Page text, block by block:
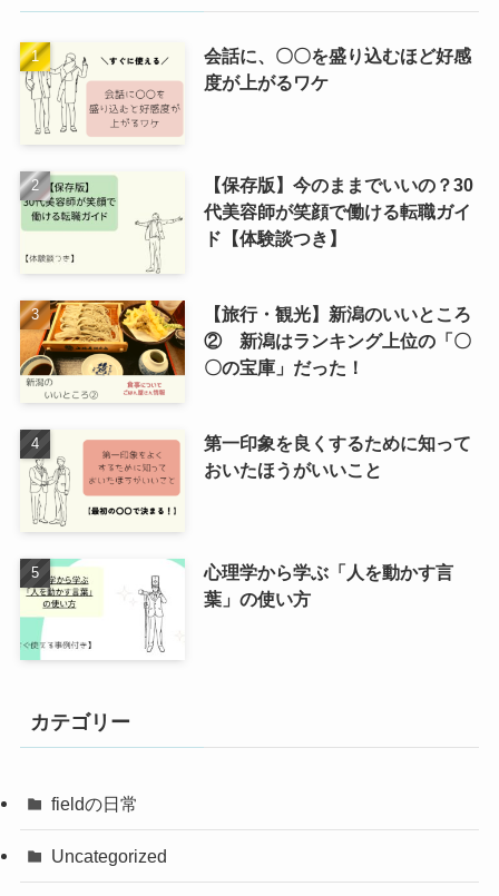
会話に、〇〇を盛り込むほど好感
度が上がるワケ
【保存版】今のままでいいの？30
代美容師が笑顔で働ける転職ガイ
ド【体験談つき】
【旅行・観光】新潟のいいところ
② 新潟はランキング上位の「〇
〇の宝庫」だった！
第一印象を良くするために知って
おいたほうがいいこと
心理学から学ぶ「人を動かす言
葉」の使い方
カテゴリー
fieldの日常
Uncategorized